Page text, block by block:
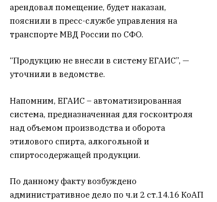
арендовал помещение, будет наказан,
пояснили в пресс-службе управления на
транспорте МВД России по СФО.
“Продукцию не внесли в систему ЕГАИС”, —
уточнили в ведомстве.
Напомним, ЕГАИС – автоматизированная
система, предназначенная для госконтроля
над объемом производства и оборота
этилового спирта, алкогольной и
спиртосодержащей продукции.
По данному факту возбуждено
административное дело по ч.и 2 ст.14.16 КоАП